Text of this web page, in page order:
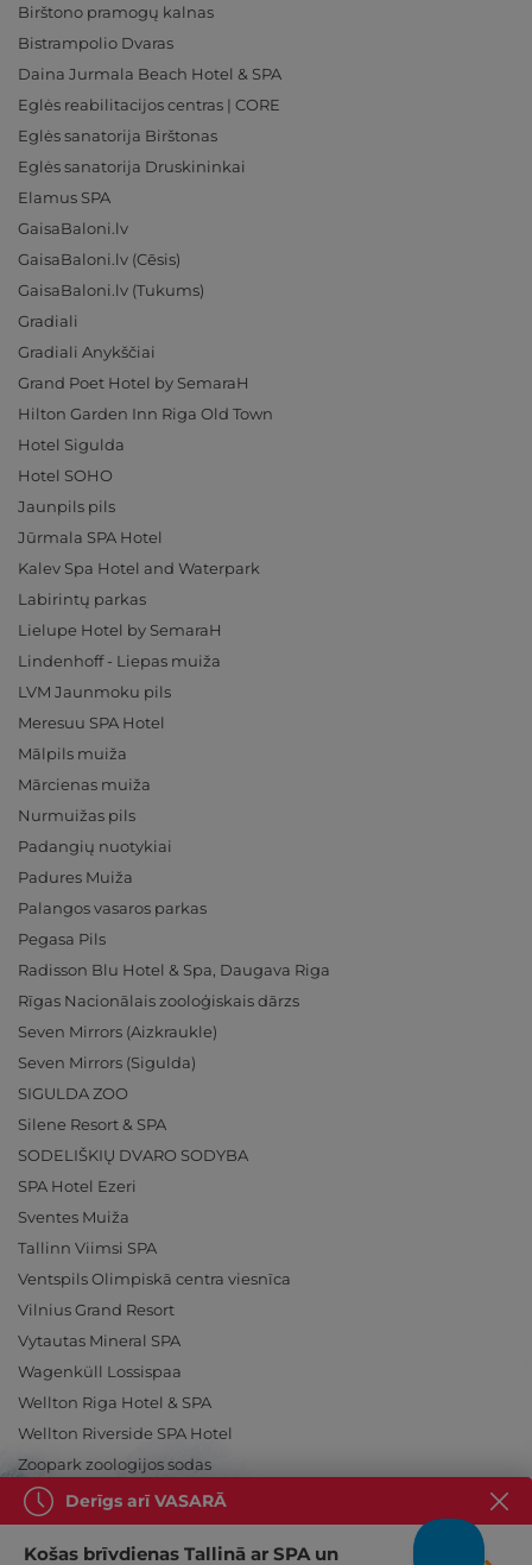
Birštono pramogų kalnas
Bistrampolio Dvaras
Daina Jurmala Beach Hotel & SPA
Eglės reabilitacijos centras | CORE
Eglės sanatorija Birštonas
Eglės sanatorija Druskininkai
Elamus SPA
GaisaBaloni.lv
GaisaBaloni.lv (Cēsis)
GaisaBaloni.lv (Tukums)
Gradiali
Gradiali Anykščiai
Grand Poet Hotel by SemaraH
Hilton Garden Inn Riga Old Town
Hotel Sigulda
Hotel SOHO
Jaunpils pils
Jūrmala SPA Hotel
Kalev Spa Hotel and Waterpark
Labirintų parkas
Lielupe Hotel by SemaraH
Lindenhoff - Liepas muiža
LVM Jaunmoku pils
Meresuu SPA Hotel
Mālpils muiža
Mārcienas muiža
Nurmuižas pils
Padangių nuotykiai
Padures Muiža
Palangos vasaros parkas
Pegasa Pils
Radisson Blu Hotel & Spa, Daugava Riga
Rīgas Nacionālais zooloģiskais dārzs
Seven Mirrors (Aizkraukle)
Seven Mirrors (Sigulda)
SIGULDA ZOO
Silene Resort & SPA
SODELIŠKIŲ DVARO SODYBA
SPA Hotel Ezeri
Sventes Muiža
Tallinn Viimsi SPA
Ventspils Olimpiskā centra viesnīca
Vilnius Grand Resort
Vytautas Mineral SPA
Wagenküll Lossispaa
Wellton Riga Hotel & SPA
Wellton Riverside SPA Hotel
Zoopark zoologijos sodas
Derīgs arī VASARĀ
Košas brīvdienas Tallinā ar SPA un